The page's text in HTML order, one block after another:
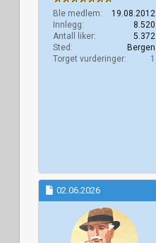
Ble medlem
19.08.2012
Innlegg
8.520
Antall liker
5.372
Sted
Bergen
Torget vurderinger
1
02.06.2026